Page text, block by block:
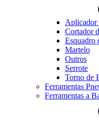
Aplicador
Cortador
Esquadro
Martelo
Outros
Serrote
Torno de
Ferramentas
Ferramentas a